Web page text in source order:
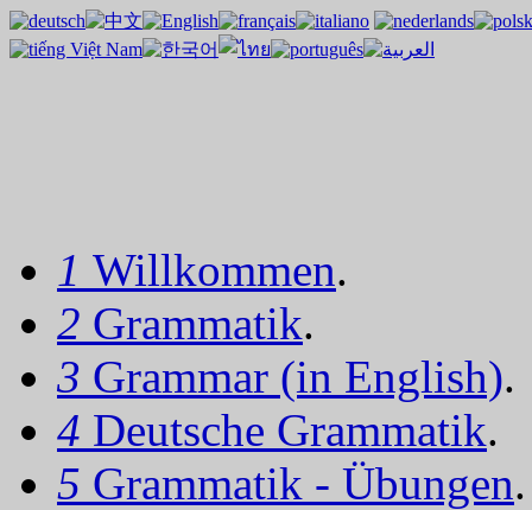
1 Willkommen.
2 Grammatik.
3 Grammar (in English).
4 Deutsche Grammatik.
5 Grammatik - Übungen.